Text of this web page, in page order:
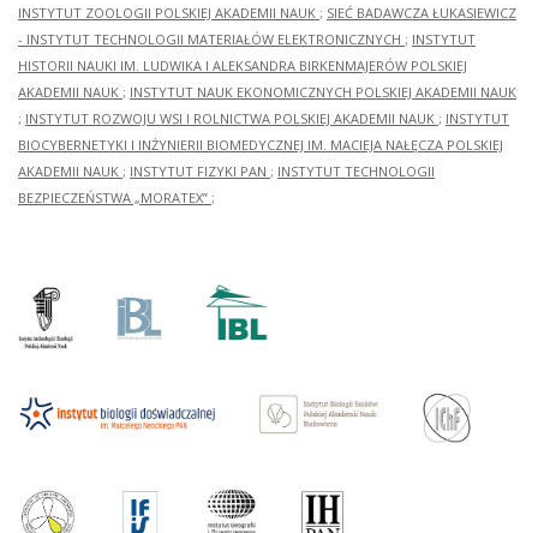
INSTYTUT ZOOLOGII POLSKIEJ AKADEMII NAUK ; SIEĆ BADAWCZA ŁUKASIEWICZ
- INSTYTUT TECHNOLOGII MATERIAŁÓW ELEKTRONICZNYCH ; INSTYTUT
HISTORII NAUKI IM. LUDWIKA I ALEKSANDRA BIRKENMAJERÓW POLSKIEJ
AKADEMII NAUK ; INSTYTUT NAUK EKONOMICZNYCH POLSKIEJ AKADEMII NAUK
; INSTYTUT ROZWOJU WSI I ROLNICTWA POLSKIEJ AKADEMII NAUK ; INSTYTUT
BIOCYBERNETYKI I INŻYNIERII BIOMEDYCZNEJ IM. MACIEJA NAŁĘCZA POLSKIEJ
AKADEMII NAUK ; INSTYTUT FIZYKI PAN ; INSTYTUT TECHNOLOGII
BEZPIECZEŃSTWA „MORATEX” ;